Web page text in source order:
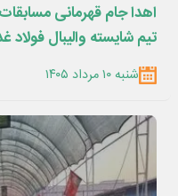
اهدا جام قهرمانی
تیم شایسته والیبال
جناب آقای دکتر احمدی
شنبه ۱۰ مرداد ۱۴۰۵